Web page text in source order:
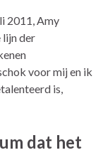
2011, Amy
lijn der
voor mij en ik
is,
dat het